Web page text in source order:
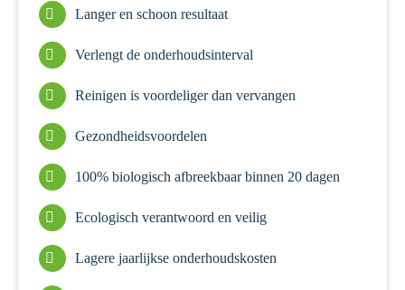
Langer en schoon resultaat
Verlengt de onderhoudsinterval
Reinigen is voordeliger dan vervangen
Gezondheidsvoordelen
100% biologisch afbreekbaar binnen 20 dagen
Ecologisch verantwoord en veilig
Lagere jaarlijkse onderhoudskosten